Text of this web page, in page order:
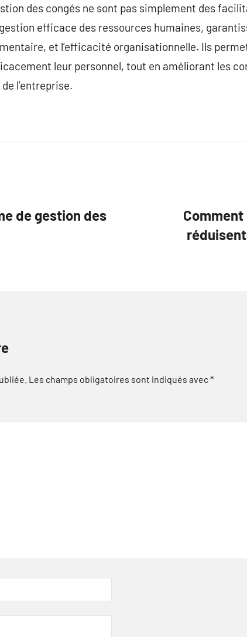
des congés ne sont pas simplement des
efficace des ressources humaines,
et l’efficacité organisationnelle. Ils
leur personnel, tout en améliorant les
l’entreprise.
de gestion des
Les champs obligatoires sont indiqués avec*